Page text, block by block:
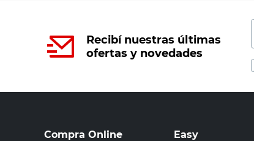
Recibí nuestras últimas
ofertas y novedades
Compra Online Easy